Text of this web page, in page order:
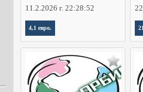
11.2.2026 г. 22:28:52
4,1 евро.